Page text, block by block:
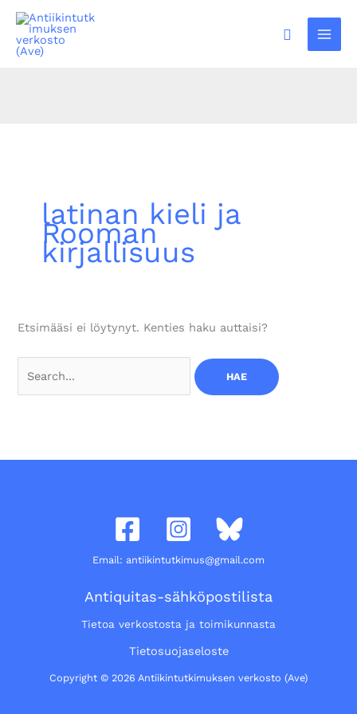
Siirry
sisältöön
Hae
latinan kieli ja
Rooman
kirjallisuus
Etsimääsi ei löytynyt. Kenties haku auttaisi?
Email: antiikintutkimus@gmail.com
Antiquitas-sähköpostilista
Tietoa verkostosta ja toimikunnasta
Tietosuojaseloste
Copyright © 2026 Antiikintutkimuksen verkosto (Ave)